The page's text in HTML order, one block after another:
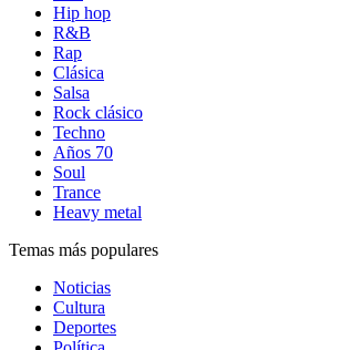
Hip hop
R&B
Rap
Clásica
Salsa
Rock clásico
Techno
Años 70
Soul
Trance
Heavy metal
Temas más populares
Noticias
Cultura
Deportes